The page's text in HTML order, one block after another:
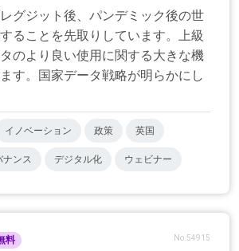
グジット後、パンデミック後の世
ることを先取りしています。上級
のより良い使用に関する大きな機
す。国家データ戦略が明らかにし
イノベーション 政策 英国
ナンス デジタル化 ウェビナー
料 No.54915